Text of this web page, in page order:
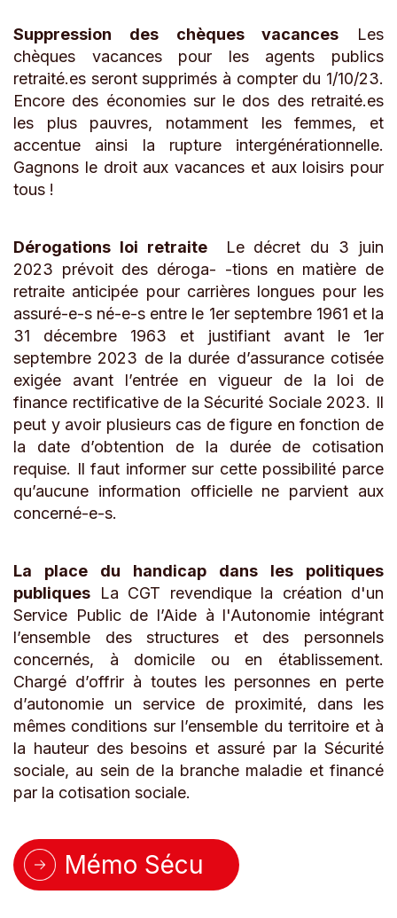
Suppression des chèques vacances Les
chèques vacances pour les agents publics
retraité.es seront supprimés à compter du 1/10/23.
Encore des économies sur le dos des retraité.es
les plus pauvres, notamment les femmes, et
accentue ainsi la rupture intergénérationnelle.
Gagnons le droit aux vacances et aux loisirs pour
tous !
Dérogations loi retraite
Le décret du 3 juin
2023 prévoit des déroga- -tions en matière de
retraite anticipée pour carrières longues pour les
assuré-e-s né-e-s entre le 1er septembre 1961 et la
31 décembre 1963 et justifiant avant le 1er
septembre 2023 de la durée d’assurance cotisée
exigée avant l’entrée en vigueur de la loi de
finance rectificative de la Sécurité Sociale 2023. Il
peut y avoir plusieurs cas de figure en fonction de
la date d’obtention de la durée de cotisation
requise. Il faut informer sur cette possibilité parce
qu’aucune information officielle ne parvient aux
concerné-e-s.
La place du handicap dans les politiques
publiques La CGT revendique la création d'un
Service Public de l’Aide à l'Autonomie intégrant
l’ensemble des structures et des personnels
concernés, à domicile ou en établissement.
Chargé d’offrir à toutes les personnes en perte
d’autonomie un service de proximité, dans les
mêmes conditions sur l’ensemble du territoire et à
la hauteur des besoins et assuré par la Sécurité
sociale, au sein de la branche maladie et financé
par la cotisation sociale.
Mémo Sécu